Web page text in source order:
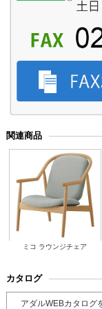
関連商品
ミコ ラウンジチェア
カタログ
アダルWEBカタログ